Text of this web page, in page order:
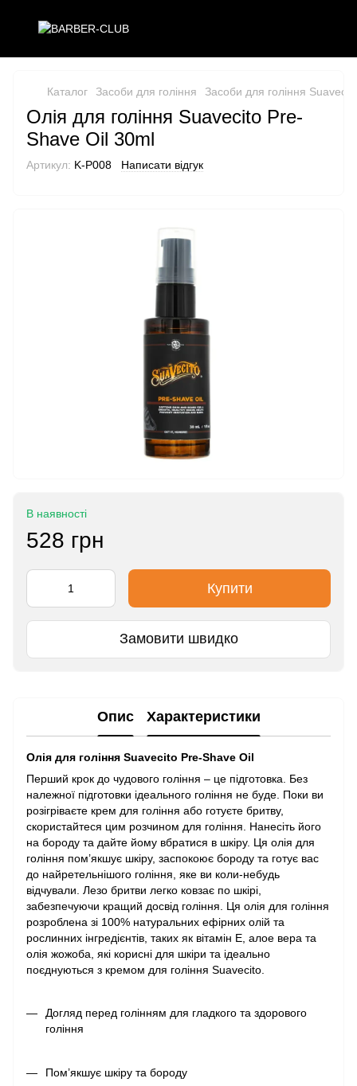
Каталог Засоби для гоління Засоби для гоління
Олія для гоління Suavecito Pre-
Shave Oil 30ml
Артикул: K-P008 Написати відгук
В наявності
528 грн
Купити
Замовити швидко
Опис Характеристики
Олія для гоління Suavecito Pre-Shave Oil
Перший крок до чудового гоління – це підготовка. Без
належної підготовки ідеального гоління не буде. Поки ви
розігріваєте крем для гоління або готуєте бритву,
скористайтеся цим розчином для гоління. Нанесіть його
на бороду та дайте йому вбратися в шкіру. Ця олія для
гоління пом’якшує шкіру, заспокоює бороду та готує вас
до найретельнішого гоління, яке ви коли-небудь
відчували. Лезо бритви легко ковзає по шкірі,
забезпечуючи кращий досвід гоління. Ця олія для гоління
розроблена зі 100% натуральних ефірних олій та
рослинних інгредієнтів, таких як вітамін Е, алое вера та
олія жожоба, які корисні для шкіри та ідеально
поєднуються з кремом для гоління Suavecito.
Догляд перед голінням для гладкого та здорового
гоління
Пом’якшує шкіру та бороду